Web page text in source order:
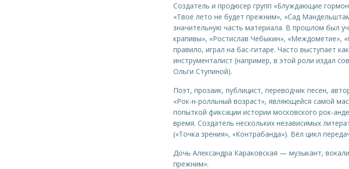
Создатель и продюсер групп «Блуждающие
«Твоё лето не будет прежним», «Сад
значительную часть материала. В прошлом был
крапивы», «Ростислав Чебыкин», «Междометие»,
правило, играл на бас-гитаре. Часто выступает
инструменталист (например, в этой роли издал
Ольги Ступиной).
Поэт, прозаик, публицист, переводчик песен,
«Рок-н-ролльный возраст», являющейся самой
попыткой фиксации истории московского рок-
время. Создатель нескольких независимых
(«Точка зрения», «Контрабанда»). Вёл цикл
Дочь Александра Караковская — музыкант,
прежним».